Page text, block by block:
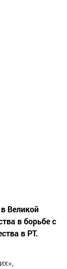
Великой
в борьбе с
в РТ.